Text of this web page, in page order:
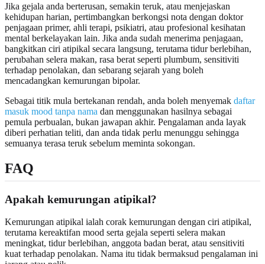
Jika gejala anda berterusan, semakin teruk, atau menjejaskan
kehidupan harian, pertimbangkan berkongsi nota dengan doktor
penjagaan primer, ahli terapi, psikiatri, atau profesional kesihatan
mental berkelayakan lain. Jika anda sudah menerima penjagaan,
bangkitkan ciri atipikal secara langsung, terutama tidur berlebihan,
perubahan selera makan, rasa berat seperti plumbum, sensitiviti
terhadap penolakan, dan sebarang sejarah yang boleh
mencadangkan kemurungan bipolar.
Sebagai titik mula bertekanan rendah, anda boleh menyemak daftar
masuk mood tanpa nama dan menggunakan hasilnya sebagai
pemula perbualan, bukan jawapan akhir. Pengalaman anda layak
diberi perhatian teliti, dan anda tidak perlu menunggu sehingga
semuanya terasa teruk sebelum meminta sokongan.
FAQ
Apakah kemurungan atipikal?
Kemurungan atipikal ialah corak kemurungan dengan ciri atipikal,
terutama kereaktifan mood serta gejala seperti selera makan
meningkat, tidur berlebihan, anggota badan berat, atau sensitiviti
kuat terhadap penolakan. Nama itu tidak bermaksud pengalaman ini